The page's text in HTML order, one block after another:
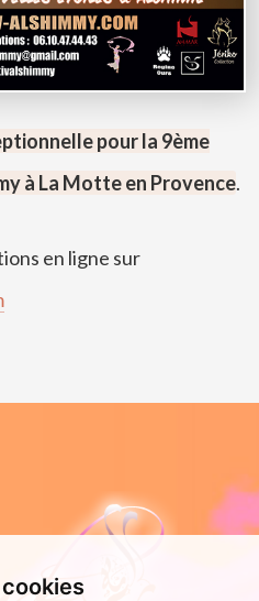
pour la 9ème
à La Motte en Provence.
en ligne sur